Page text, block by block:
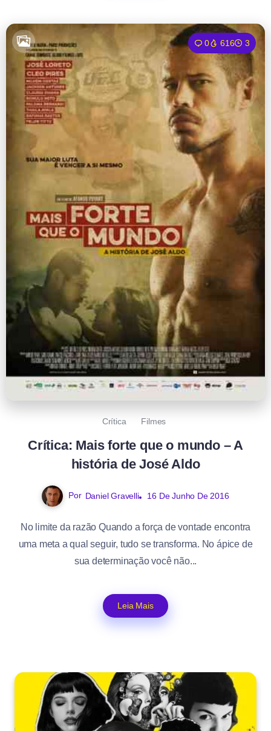
0 616 3
Crítica Filmes
Crítica: Mais forte que o mundo – A
história de José Aldo
Por Daniel Gravelli 16 De Junho De 2016
No limite da razão Quando a força de vontade encontra
uma meta a qual seguir, tudo se transforma. No ápice de
sua determinação você não...
Leia Mais